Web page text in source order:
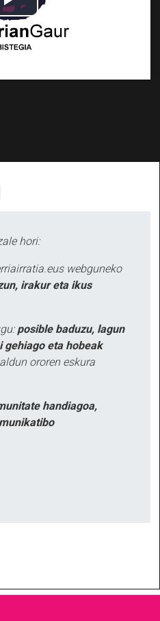
hori:
webguneko
irakur eta ikus
posible baduzu, lagun
gehiago eta hobeak
ororen eskura
handiagoa,